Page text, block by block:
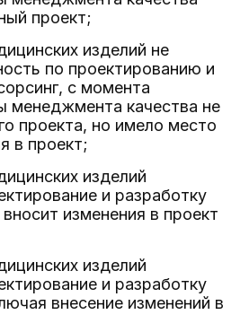
проект;
изделий не
по проектированию и
с момента
менеджмента качества не
проекта, но имело место
в проект;
изделий
и разработку
изменения в проект
изделий
и разработку
внесение изменений в